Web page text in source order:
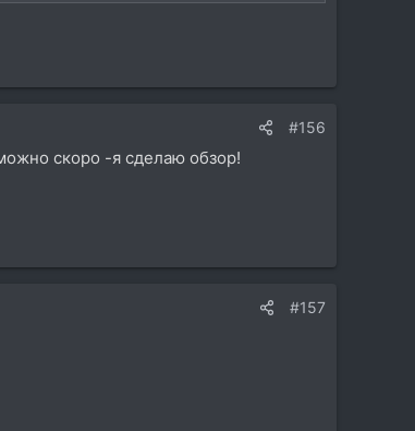
#156
скоро -я сделаю обзор!
#157